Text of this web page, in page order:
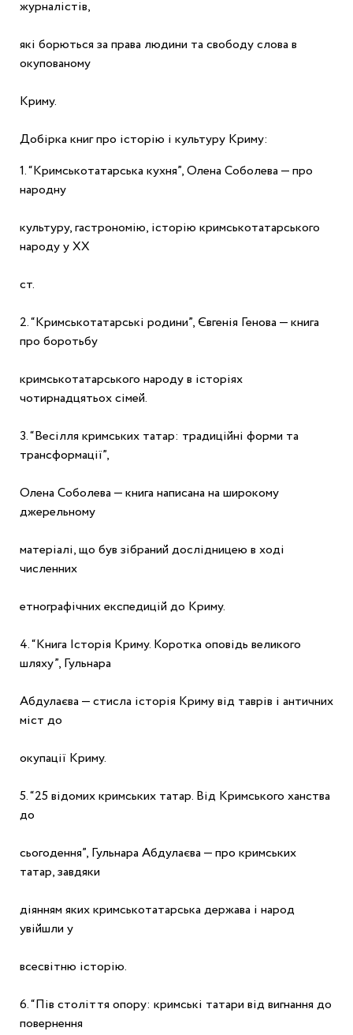
журналістів,
які борються за права людини та свободу слова в
окупованому
Криму.
Добірка книг про історію і культуру Криму:
1. “Кримськотатарська кухня”, Олена Соболева — про
народну
культуру, гастрономію, історію кримськотатарського
народу у ХХ
ст.
2. “Кримськотатарські родини”, Євгенія Генова — книга
про боротьбу
кримськотатарського народу в історіях
чотирнадцятьох сімей.
3. “Весілля кримських татар: традиційні форми та
трансформації”,
Олена Соболева — книга написана на широкому
джерельному
матеріалі, що був зібраний дослідницею в ході
численних
етнографічних експедицій до Криму.
4. “Книга Історія Криму. Коротка оповідь великого
шляху”, Гульнара
Абдулаєва — стисла історія Криму від таврів і античних
міст до
окупації Криму.
5. “25 відомих кримських татар. Від Кримського ханства
до
сьогодення”, Гульнара Абдулаєва — про кримських
татар, завдяки
діянням яких кримськотатарська держава і народ
увійшли у
всесвітню історію.
6. “Пів століття опору: кримські татари від вигнання до
повернення